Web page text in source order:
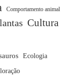
Comportamento animal
Cultura
Ecologia